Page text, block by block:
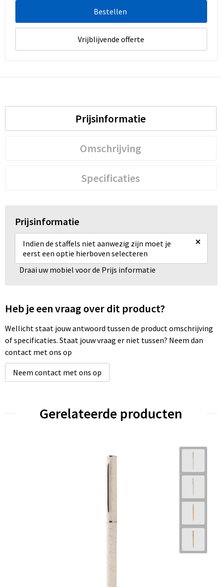
Bestellen
Vrijblijvende offerte
Prijsinformatie
Omschrijving
Specificaties
Prijsinformatie
Indien de staffels niet aanwezig zijn moet je
eerst een optie hierboven selecteren
×
Draai uw mobiel voor de Prijs informatie
Heb je een vraag over dit product?
Wellicht staat jouw antwoord tussen de product omschrijving
of specificaties. Staat jouw vraag er niet tussen? Neem dan
contact met ons op
Neem contact met ons op
Gerelateerde producten